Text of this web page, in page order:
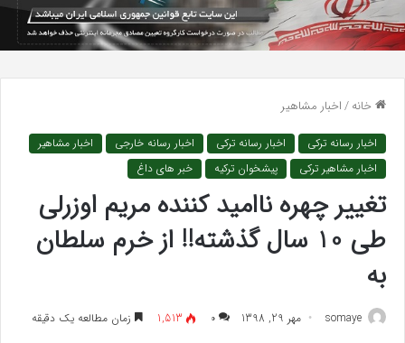
خانه/اخبار مشاهیر
اخبار رسانه ترکی اخبار رسانه ترکی اخبار رسانه خارجی
اخبار مشاهیر
اخبار مشاهیر ترکی
پیشخوان ترکیه خبر های داغ
تغییر چهره ناامید کننده مریم اوزرلی
طی 10 سال گذشته!! از خرم سلطان
به
somaye مهر 29, 1398 ۰ 1,513 زمان مطالعه یک دقیقه